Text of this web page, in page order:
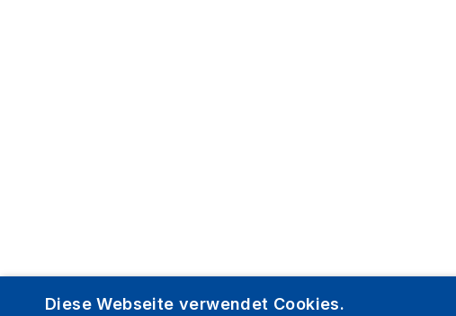
Diese Webseite verwendet Cookies.